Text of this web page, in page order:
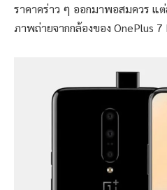
ราคาคร่าว ๆ ออกมาพอสมควร แ
ภาพถ่ายจากกล้องของ OnePlus